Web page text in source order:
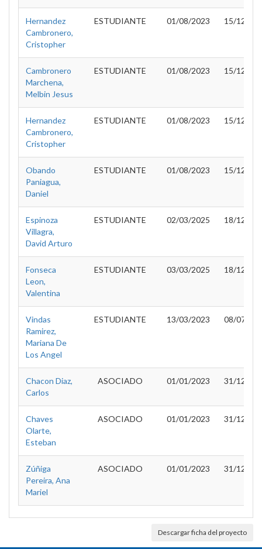
Hernandez
Cambronero,
Cristopher
ESTUDIANTE 01/08/2023 15/12/
Cambronero
Marchena,
Melbin Jesus
ESTUDIANTE 01/08/2023 15/12/
Hernandez
Cambronero,
Cristopher
ESTUDIANTE 01/08/2023 15/12/
Obando
Paniagua,
Daniel
ESTUDIANTE 01/08/2023 15/12/
Espinoza
Villagra,
David Arturo
ESTUDIANTE 02/03/2025 18/12/
Fonseca
Leon,
Valentina
ESTUDIANTE 03/03/2025 18/12/
Vindas
Ramirez,
Mariana De
Los Angel
ESTUDIANTE 13/03/2023 08/07/
Chacon Diaz,
Carlos
ASOCIADO 01/01/2023 31/12/
Chaves
Olarte,
Esteban
ASOCIADO 01/01/2023 31/12/
Zúñiga
Pereira, Ana
Mariel
ASOCIADO 01/01/2023 31/12/
Descargar ficha del proyecto